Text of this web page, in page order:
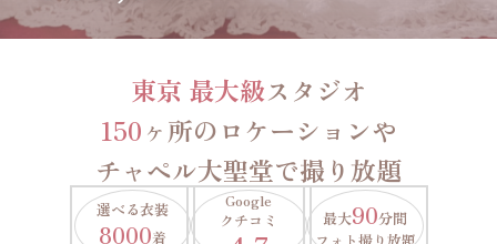
東京 最大級スタジオ
150ヶ所のロケーションや
チャペル大聖堂で撮り放題
選べる衣装
8000着
Google
クチコミ
最大90分間